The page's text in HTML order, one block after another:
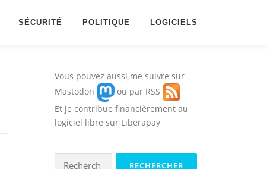
SÉCURITÉ POLITIQUE LOGICIELS
Vous pouvez aussi me suivre sur
Mastodon
ou par RSS
Et je contribue financièrement au
logiciel libre sur Liberapay
Rechercher :